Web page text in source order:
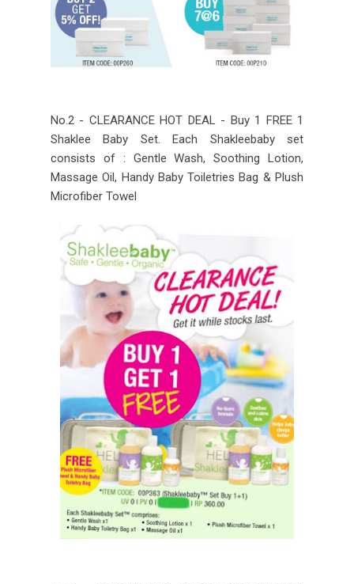
No.2 - CLEARANCE HOT DEAL - Buy 1 FREE 1
Shaklee Baby Set. Each Shakleebaby set
consists of : Gentle Wash, Soothing Lotion,
Massage Oil, Handy Baby Toiletries Bag & Plush
Microfiber Towel